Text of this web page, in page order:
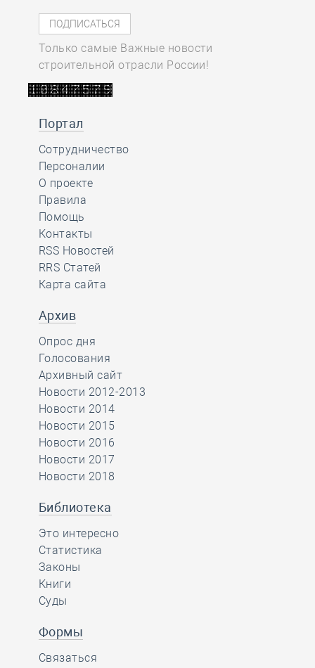
Только самые Важные новости
строительной отрасли России!
Портал
Сотрудничество
Персоналии
О проекте
Правила
Помощь
Контакты
RSS Новостей
RRS Статей
Карта сайта
Архив
Опрос дня
Голосования
Архивный сайт
Новости 2012-2013
Новости 2014
Новости 2015
Новости 2016
Новости 2017
Новости 2018
Библиотека
Это интересно
Статистика
Законы
Книги
Суды
Формы
Связаться